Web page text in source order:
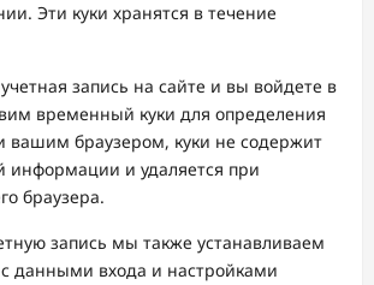
Эти куки хранятся в течение
запись на сайте и вы войдете в
временный куки для определения
вашим браузером, куки не содержит
информации и удаляется при
браузера.
запись мы также устанавливаем
с данными входа и настройками